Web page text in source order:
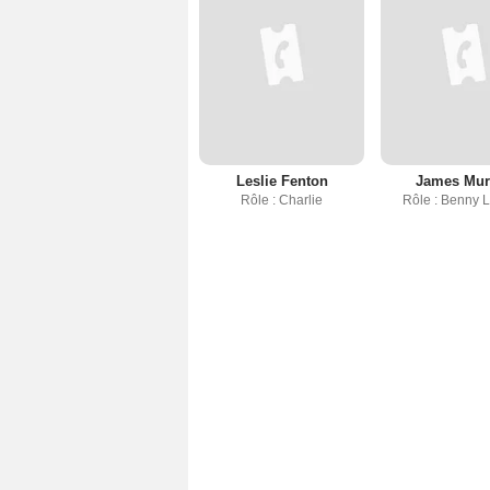
Leslie Fenton
Rôle : Charlie
James
Rôle : Benny